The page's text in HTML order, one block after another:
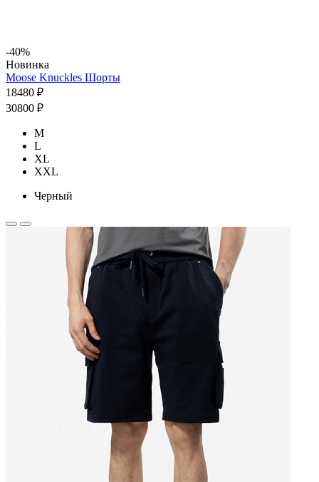
-40%
Новинка
Moose Knuckles Шорты
18480 ₽
30800 ₽
M
L
XL
XXL
Черный